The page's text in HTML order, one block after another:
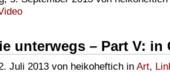
unterwegs – Part V: in
Juli 2013 von heikoheftich in Art,